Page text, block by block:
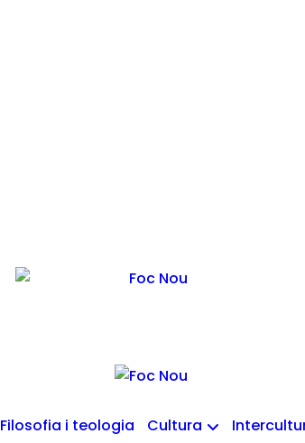
Filosofia i teologia Cultura